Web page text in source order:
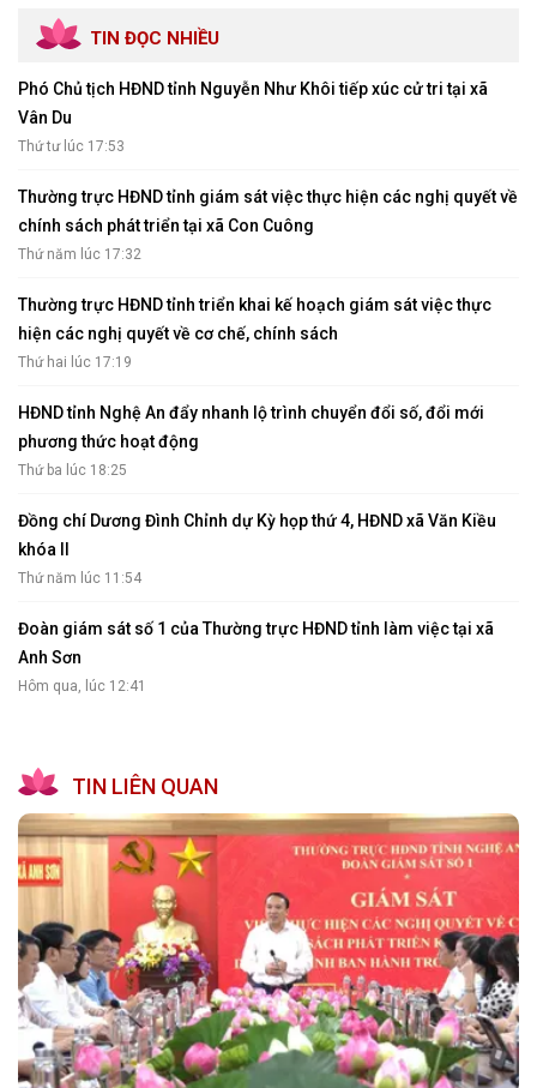
TIN ĐỌC NHIỀU
Phó Chủ tịch HĐND tỉnh Nguyễn Như Khôi tiếp xúc cử tri tại xã
Vân Du
Thứ tư lúc 17:53
Thường trực HĐND tỉnh giám sát việc thực hiện các nghị quyết về
chính sách phát triển tại xã Con Cuông
Thứ năm lúc 17:32
Thường trực HĐND tỉnh triển khai kế hoạch giám sát việc thực
hiện các nghị quyết về cơ chế, chính sách
Thứ hai lúc 17:19
HĐND tỉnh Nghệ An đẩy nhanh lộ trình chuyển đổi số, đổi mới
phương thức hoạt động
Thứ ba lúc 18:25
Đồng chí Dương Đình Chỉnh dự Kỳ họp thứ 4, HĐND xã Văn Kiều
khóa II
Thứ năm lúc 11:54
Đoàn giám sát số 1 của Thường trực HĐND tỉnh làm việc tại xã
Anh Sơn
Hôm qua, lúc 12:41
TIN LIÊN QUAN